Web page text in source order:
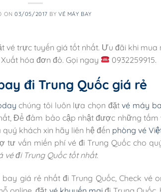
ON03/05/2017 BYVÉ MÁY BAY
vé trực tuyến giá tốt nhất. Ưu đãi khi mua
hóa đơn đỏ. Gọi ngay
0932259915.
đi Trung Quốc giá rẻ
chúng tôi luôn lựa chọn đặtvé máy
Để đảm bảo cập nhật được những tấm
khách xin hãy liên hệ đến phòng vé
tư vấn miến phí vé đi Trung Quốc cho
vé đi Trung Quốc tốt nhất.
giá rẻ nhất đi Trung Quốc, Check vé